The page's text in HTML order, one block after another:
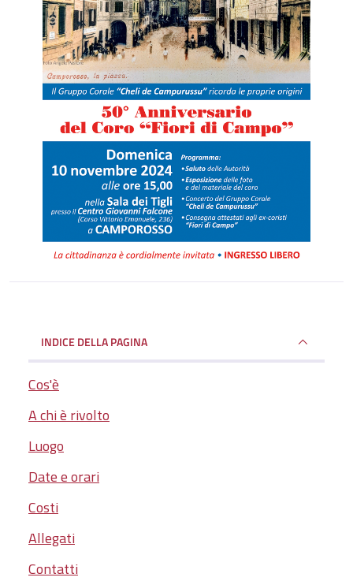
INDICE DELLA PAGINA
Cos'è
A chi è rivolto
Luogo
Date e orari
Costi
Allegati
Contatti